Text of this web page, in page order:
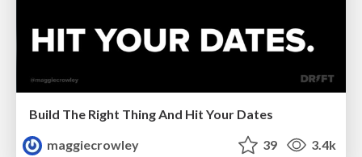
Build The Right Thing And Hit Your Dates
maggiecrowley
39 3.4k